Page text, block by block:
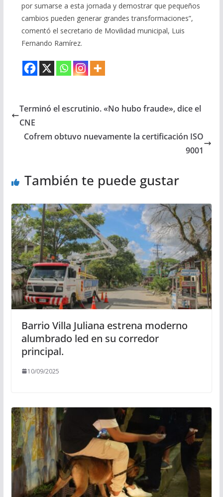
por sumarse a esta jornada y demostrar que pequeños
cambios pueden generar grandes transformaciones”,
comentó el secretario de Movilidad municipal, Luis
Fernando Ramírez.
Terminó el escrutinio. «No hubo fraude», dice el
CNE
Cofrem obtuvo nuevamente la certificación ISO
9001
También te puede gustar
Barrio Villa Juliana estrena moderno
alumbrado led en su corredor
principal.
10/09/2025